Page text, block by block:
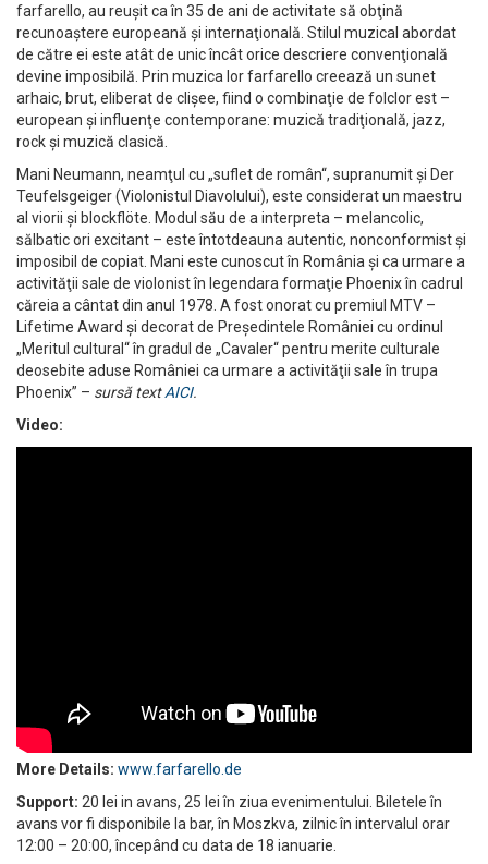
farfarello, au reuşit ca în 35 de ani de activitate să obţină
recunoaştere europeană şi internaţională. Stilul muzical abordat
de către ei este atât de unic încât orice descriere convenţională
devine imposibilă. Prin muzica lor farfarello creează un sunet
arhaic, brut, eliberat de clişee, fiind o combinaţie de folclor est –
european şi influenţe contemporane: muzică tradiţională, jazz,
rock şi muzică clasică.
Mani Neumann, neamţul cu „suflet de român“, supranumit şi Der
Teufelsgeiger (Violonistul Diavolului), este considerat un maestru
al viorii şi blockflöte. Modul său de a interpreta – melancolic,
sălbatic ori excitant – este întotdeauna autentic, nonconformist şi
imposibil de copiat. Mani este cunoscut în România şi ca urmare a
activităţii sale de violonist în legendara formaţie Phoenix în cadrul
căreia a cântat din anul 1978. A fost onorat cu premiul MTV –
Lifetime Award şi decorat de Preşedintele României cu ordinul
„Meritul cultural“ în gradul de „Cavaler“ pentru merite culturale
deosebite aduse României ca urmare a activităţii sale în trupa
Phoenix” – sursă textAICI.
Video:
More Details: www.farfarello.de
Support: 20 lei in avans, 25 lei în ziua evenimentului. Biletele în
avans vor fi disponibile la bar, în Moszkva, zilnic în intervalul orar
12:00 – 20:00, începând cu data de 18 ianuarie.